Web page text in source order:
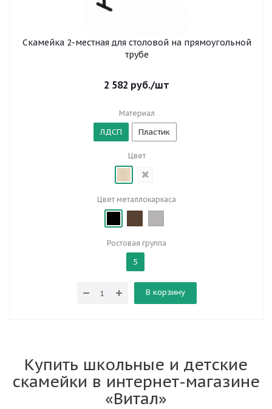
Скамейка 2-местная для столовой на прямоугольной
трубе
2 582 руб./шт
Материал
ЛДСП Пластик
Цвет
Цвет металлокаркаса
Ростовая группа
5
В корзину
Купить школьные и детские
скамейки в интернет-магазине
«Витал»